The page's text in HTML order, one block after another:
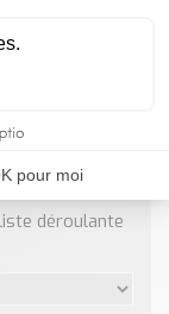
déroulante